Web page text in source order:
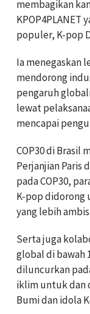
membagikan
KPOP4PLANET
populer, K-pop
Ia menegaskan
mendorong
pengaruh
lewat
mencapai
COP30 di Brasil
Perjanjian Paris
pada COP30,
K-pop
yang lebih
Serta juga
global di bawah
diluncurkan
iklim untuk dan
Bumi dan idola